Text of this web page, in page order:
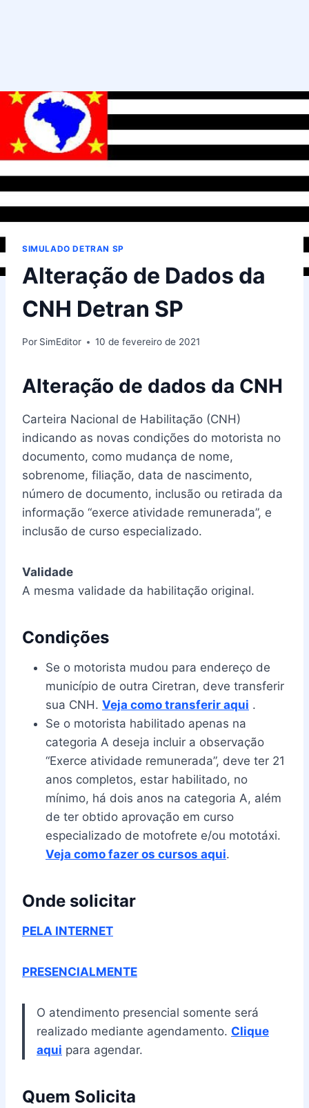
SIMULADO DETRAN SP
Alteração de Dados da
CNH Detran SP
Por SimEditor 10 de fevereiro de 2021
Alteração de dados da CNH
Carteira Nacional de Habilitação (CNH)
indicando as novas condições do motorista no
documento, como mudança de nome,
sobrenome, filiação, data de nascimento,
número de documento, inclusão ou retirada da
informação “exerce atividade remunerada”, e
inclusão de curso especializado.
Validade
A mesma validade da habilitação original.
Condições
Se o motorista mudou para endereço de
município de outra Ciretran, deve transferir
sua CNH. Veja como transferir aqui .
Se o motorista habilitado apenas na
categoria A deseja incluir a observação
“Exerce atividade remunerada”, deve ter 21
anos completos, estar habilitado, no
mínimo, há dois anos na categoria A, além
de ter obtido aprovação em curso
especializado de motofrete e/ou mototáxi.
Veja como fazer os cursos aqui.
Onde solicitar
PELA INTERNET
PRESENCIALMENTE
O atendimento presencial somente será
realizado mediante agendamento. Clique
aqui para agendar.
Quem Solicita